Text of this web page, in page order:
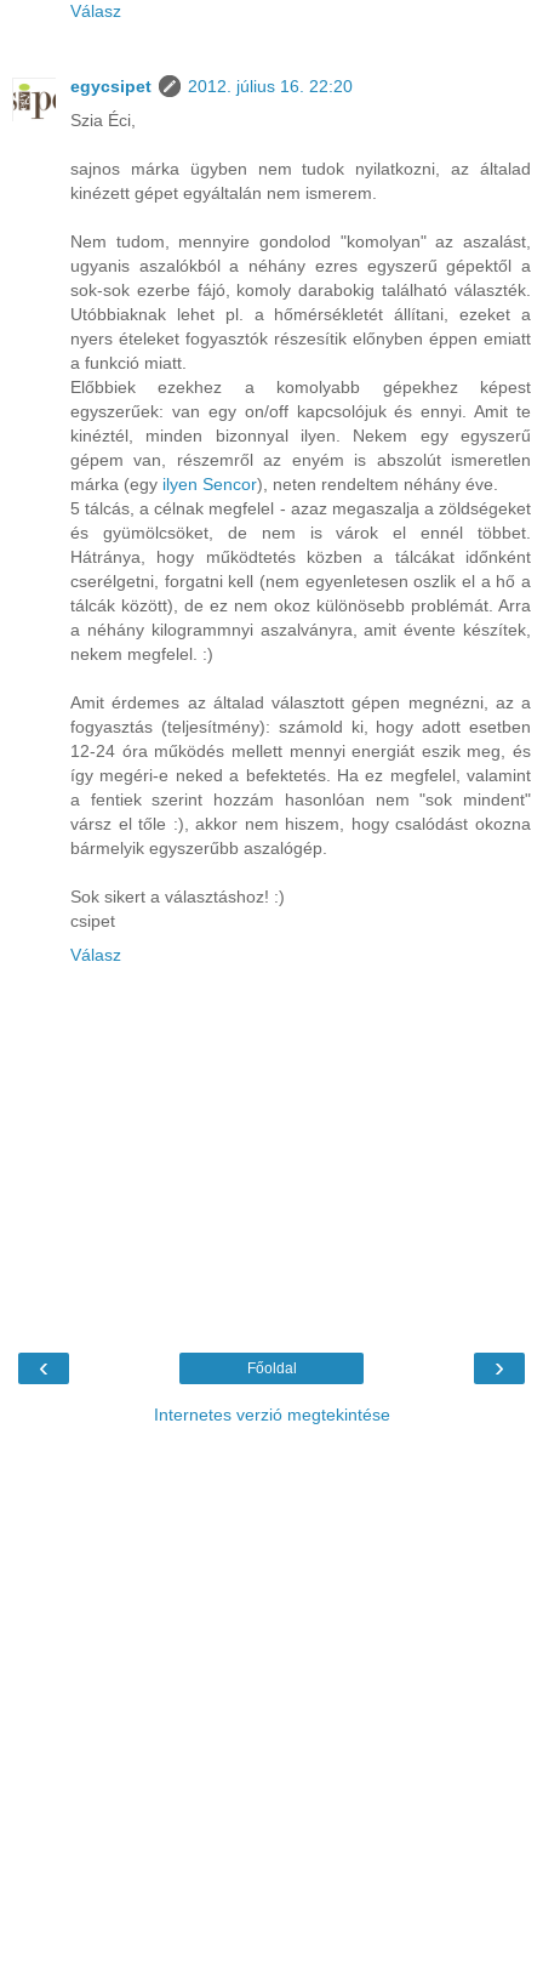
Válasz
egycsipet
2012. július 16. 22:20
Szia Éci,
sajnos márka ügyben nem tudok nyilatkozni, az általad
kinézett gépet egyáltalán nem ismerem.
Nem tudom, mennyire gondolod "komolyan" az aszalást,
ugyanis aszalókból a néhány ezres egyszerű gépektől a
sok-sok ezerbe fájó, komoly darabokig található választék.
Utóbbiaknak lehet pl. a hőmérsékletét állítani, ezeket a
nyers ételeket fogyasztók részesítik előnyben éppen emiatt
a funkció miatt.
Előbbiek ezekhez a komolyabb gépekhez képest
egyszerűek: van egy on/off kapcsolójuk és ennyi. Amit te
kinéztél, minden bizonnyal ilyen. Nekem egy egyszerű
gépem van, részemről az enyém is abszolút ismeretlen
márka (egy ilyen Sencor), neten rendeltem néhány éve.
5 tálcás, a célnak megfelel - azaz megaszalja a zöldségeket
és gyümölcsöket, de nem is várok el ennél többet.
Hátránya, hogy működtetés közben a tálcákat időnként
cserélgetni, forgatni kell (nem egyenletesen oszlik el a hő a
tálcák között), de ez nem okoz különösebb problémát. Arra
a néhány kilogrammnyi aszalványra, amit évente készítek,
nekem megfelel. :)
Amit érdemes az általad választott gépen megnézni, az a
fogyasztás (teljesítmény): számold ki, hogy adott esetben
12-24 óra működés mellett mennyi energiát eszik meg, és
így megéri-e neked a befektetés. Ha ez megfelel, valamint
a fentiek szerint hozzám hasonlóan nem "sok mindent"
vársz el tőle :), akkor nem hiszem, hogy csalódást okozna
bármelyik egyszerűbb aszalógép.
Sok sikert a választáshoz! :)
csipet
Válasz
‹ ›
Főoldal
Internetes verzió megtekintése